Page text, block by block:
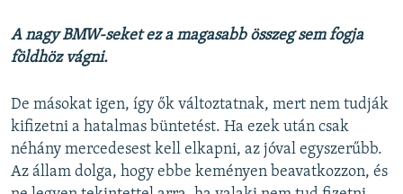
A nagy BMW-seket ez a magasabb összeg sem fogja
földhöz vágni.
De másokat igen, így ők változtatnak, mert nem tudják
kifizetni a hatalmas büntetést. Ha ezek után csak
néhány mercedesest kell elkapni, az jóval egyszerűbb.
Az állam dolga, hogy ebbe keményen beavatkozzon, és